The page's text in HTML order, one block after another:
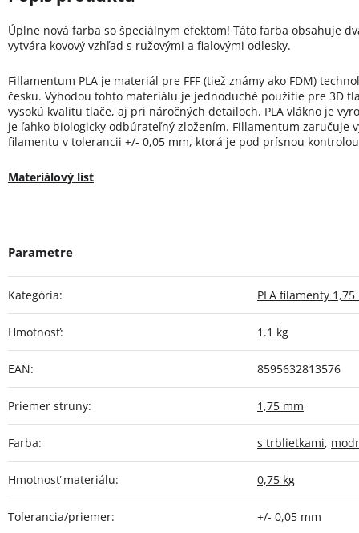
Úplne nová farba so špeciálnym efektom! Táto farba obsahuje
vytvára kovový vzhľad s ružovými a fialovými odlesky.
Fillamentum PLA je materiál pre FFF (tiež známy ako FDM)
česku. Výhodou tohto materiálu je jednoduché použitie pre 3D
vysokú kvalitu tlače, aj pri náročných detailoch. PLA vlákno je
je ľahko biologicky odbúrateľný zložením. Fillamentum zaručuje
filamentu v tolerancii +/- 0,05 mm, ktorá je pod prísnou
Materiálový list
Kategória: PLA filamenty
Hmotnosť: 1.1 kg
EAN: 8595632813576
Priemer struny: 1,75 mm
Farba: s trblietkami,
Hmotnosť materiálu: 0,75 kg
Tolerancia/priemer: +/- 0,05 mm